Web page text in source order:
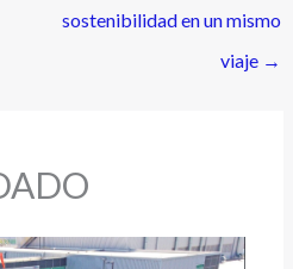
sostenibilidad en un mismo
viaje →